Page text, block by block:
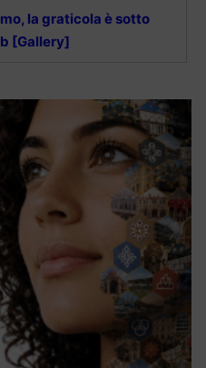
la graticola è sotto
[Gallery]